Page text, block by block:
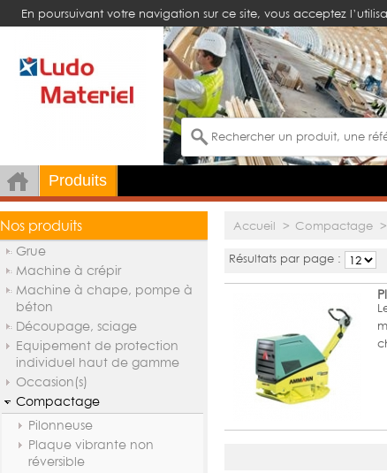
En poursuivant votre navigation sur ce site, vous acceptez
Produits
Accueil > Compactage >
Résultats par page :
Nos produits
Grue
Machine à crépir
Machine à chape, pompe à
béton
Découpage, sciage
Equipement de protection
individuel haut de gamme
Occasion(s)
Compactage
Pilonneuse
Plaque vibrante non
réversible